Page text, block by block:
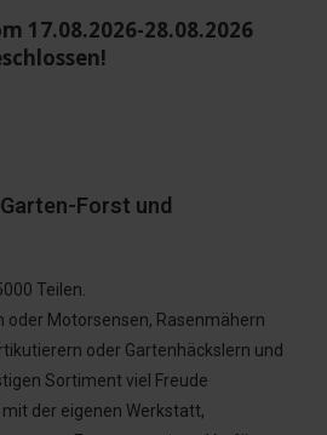
17.08.2026-28.08.2026
Garten-Forst und
Teilen.
oder Motorsensen, Rasenmähern
oder Gartenhäckslern und
Sortiment viel Freude
der eigenen Werkstatt,